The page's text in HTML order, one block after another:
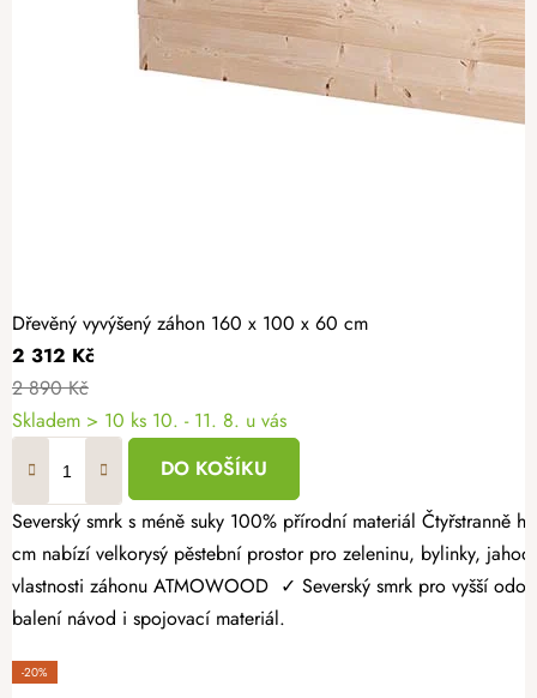
Dřevěný vyvýšený záhon 160 x 100 x 60 cm
2 312 Kč
2 890 Kč
Skladem > 10 ks 10. - 11. 8. u vás
DO KOŠÍKU
Severský smrk s méně suky 100% přírodní materiál Čtyřstranně hoblovaný masiv Dopřejte si radost z vlastní úrody a vytvořte si zahrádku přesně podle svých představ. Dřevěný vyvýšený záhon 160 × 100 × 60
cm nabízí velkorysý pěstební prostor pro zeleninu, bylinky,
vlastnosti záhonu ATMOWOOD ✓ Severský smrk pro vyšší
balení návod i spojovací materiál.
-20%